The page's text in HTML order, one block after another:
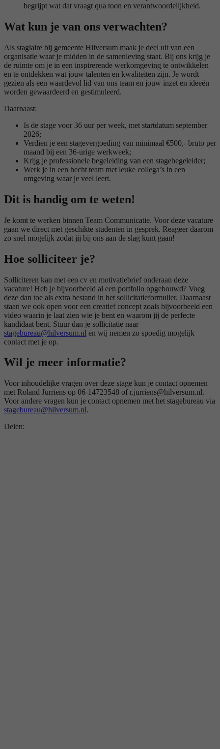
begrijpt wat dat vraagt qua toon en verantwoordelijkheid.
Wat kun je van ons verwachten?
Als stagiaire bij gemeente Hilversum maak je deel uit van een
organisatie waar je midden in de samenleving staat. Bij ons krijg je
de ruimte om je in een inspirerende werkomgeving te ontwikkelen
en te ontdekken wat jouw talenten en kwaliteiten zijn. Je wordt
gezien als een waardevol lid van ons team en jouw inzet en ideeën
worden gewaardeerd en gestimuleerd.
Daarnaast:
Is de stage voor 36 uur per week, met startdatum september
2026;
Verdien je een stagevergoeding van minimaal €500,- bruto per
maand bij een 36-urige werkweek;
Krijg je professionele begeleiding van een stagebegeleider;
Werk je in een hecht team met leuke collega’s in een
omgeving waar je veel leert.
Dit is handig om te weten!
Je komt te werken binnen Team Communicatie. Voor deze vacature
gaan we direct met geschikte studenten in gesprek. Reageer daarom
zo snel mogelijk zodat jij bij ons aan de slag kunt gaan!
Hoe solliciteer je?
Solliciteren kan met een cv en motivatiebrief onderaan deze
vacature! Heb je bijvoorbeeld al een portfolio opgebouwd? Voeg
deze dan toe als extra bestand in het sollicitatieformulier. Daarnaast
staan we ook open voor een creatief concept zoals bijvoorbeeld een
video waarin je laat zien wie je bent en waarom jij de perfecte
kandidaat bent. Stuur dan je sollicitatie naar
stagebureau@hilversum.nl en wij nemen zo spoedig mogelijk
contact met je op.
Wil je meer informatie?
Voor inhoudelijke vragen over deze stage kun je contact opnemen
met Roland Jurriens op 06-14723548 of r.jurriens@hilversum.nl.
Voor andere vragen kun je contact opnemen met het stagebureau via
stagebureau@hilversum.nl.
Delen: